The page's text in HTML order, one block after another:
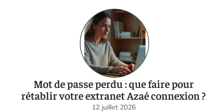
Mot de passe perdu : que faire pour
rétablir votre extranet Azaé connexion ?
12 juillet 2026